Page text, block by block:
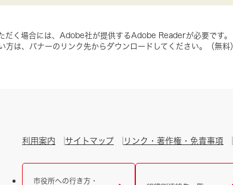
だく場合には、Adobe社が提供するAdobe Readerが必要です。
は、バナーのリンク先からダウンロードしてください。（無料
利用案内 サイトマップ リンク・著作権・免責事項
市役所への行き方・